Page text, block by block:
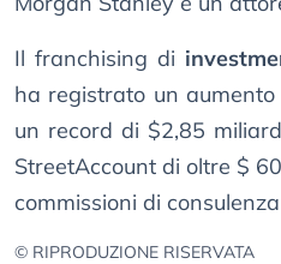
Il franchising di
ha registrato un
un record di $2,85
StreetAccount di oltre $
commissioni di
© RIPRODUZIONE RISERVATA